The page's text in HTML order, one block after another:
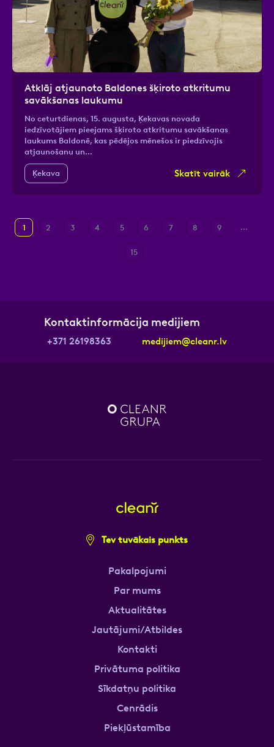
Atklāj atjaunoto Baldones šķiroto atkritumu
savākšanas laukumu
No ceturtdienas, 15. augusta, Ķekavas novada
iedzīvotājiem pieejams šķiroto atkritumu savākšanas
laukums Baldonē, kas pēdējos mēnešos ir piedzīvojis
atjaunošanu un…
Ķekava Skatīt vairāk
1 2 3 4 5 6 7 8 9 ...
15
Kontaktinformācija medijiem
+371 26198363 medijiem@cleanr.lv
Tev tuvākais punkts
Pakalpojumi
Par mums
Aktualitātes
Jautājumi/Atbildes
Kontakti
Privātuma politika
Sīkdatņu politika
Cenrādis
Piekļūstamība